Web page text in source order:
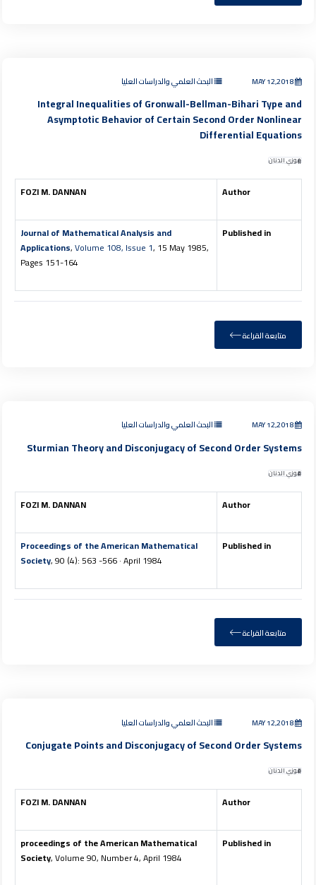
MAY 12,2018 البحث العلمي والدراسات العليا
Integral Inequalities of Gronwall-Bellman-Bihari Type and
Asymptotic Behavior of Certain Second Order Nonlinear
Differential Equations
فوزي الدنان
Author
FOZI M. DANNAN
Published in
Journal of Mathematical Analysis and
Applications,Volume 108, Issue 1, 15 May 1985,
Pages 151-164
متابعة القراءة
MAY 12,2018 البحث العلمي والدراسات العليا
Sturmian Theory and Disconjugacy of Second Order Systems
فوزي الدنان
Author
FOZI M. DANNAN
Published in
Proceedings of the American Mathematical
Society, 90 (4): 563 -566 · April 1984
متابعة القراءة
MAY 12,2018 البحث العلمي والدراسات العليا
Conjugate Points and Disconjugacy of Second Order Systems
فوزي الدنان
Author
FOZI M. DANNAN
Published in
proceedings of the American Mathematical
Society, Volume 90, Number 4, April 1984